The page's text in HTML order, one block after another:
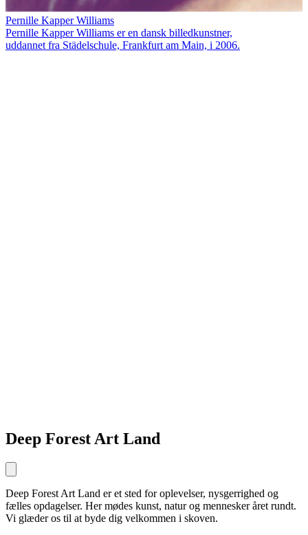
Pernille Kapper Williams
Pernille Kapper Williams er en dansk billedkunstner,
uddannet fra Städelschule, Frankfurt am Main, i 2006.
Deep Forest Art Land
Deep Forest Art Land er et sted for oplevelser, nysgerrighed og
fælles opdagelser. Her mødes kunst, natur og mennesker året rundt.
Vi glæder os til at byde dig velkommen i skoven.